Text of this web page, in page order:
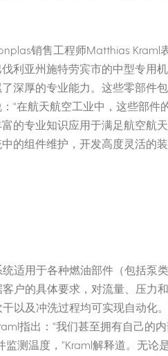
销售工程师Matthias Kraml
伐利亚州施特劳宾市的中型专用
了深厚的专业能力。这些零部件
“在航天航空工业中，这些部件
的专业知识应用于满足航空航
的组件维护，开发高度灵活的
适用于各种燃油部件（包括泵
户的具体要求，对流量、压力
以及冲洗过程均可实现自动化
指出：“我们甚至拥有自己的
测温度，”Kraml解释道。无论